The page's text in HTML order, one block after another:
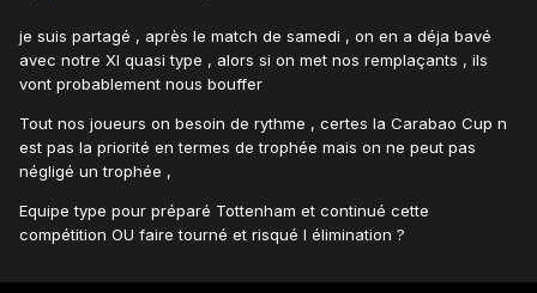
je suis partagé , après le match de samedi , on en a déja bavé
avec notre XI quasi type , alors si on met nos remplaçants , ils
vont probablement nous bouffer
Tout nos joueurs on besoin de rythme , certes la Carabao Cup n
est pas la priorité en termes de trophée mais on ne peut pas
négligé un trophée ,
Equipe type pour préparé Tottenham et continué cette
compétition OU faire tourné et risqué l élimination ?